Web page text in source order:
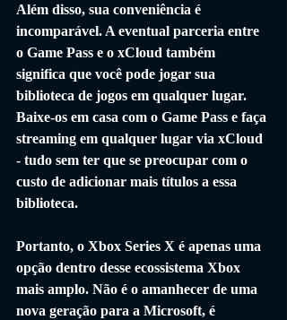
Além disso, sua conveniência é
incomparável. A eventual parceria entre
o Game Pass e o xCloud também
significa que você pode jogar sua
biblioteca de jogos em qualquer lugar.
Baixe-os em casa com o Game Pass e faça
streaming em qualquer lugar via xCloud
- tudo sem ter que se preocupar com o
custo de adicionar mais títulos a essa
biblioteca.
Portanto, o Xbox Series X é apenas uma
opção dentro desse ecossistema Xbox
mais amplo. Não é o amanhecer de uma
nova geração para a Microsoft, é